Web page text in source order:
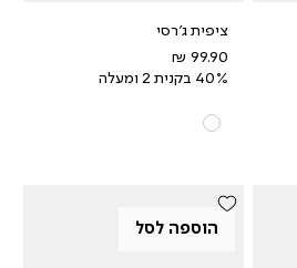
ציפית ג'רסי
מחיר
40% בקנית 2 ומעלה
הוספה לסל